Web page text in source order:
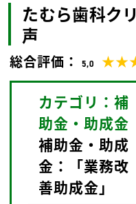
たむら歯科ク
声
総合評価： 5,0
カテゴリ：補
助金・助成金
補助金・助成
金：「業務改
善助成金」